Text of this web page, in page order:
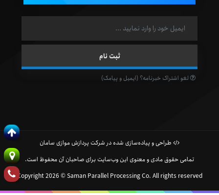
لغو اشتراک خبرنامه؟ (ایمیل و پیامک)
طراحی و پیاده‌سازی شده در شرکت پردازش موازی سامان
تمامی حقوق مادی و معنوی این وب‌سایت برای صاحبان آن محفوظ است.
Copyright 2026 © Saman Parallel Processing Co. All rights reserved